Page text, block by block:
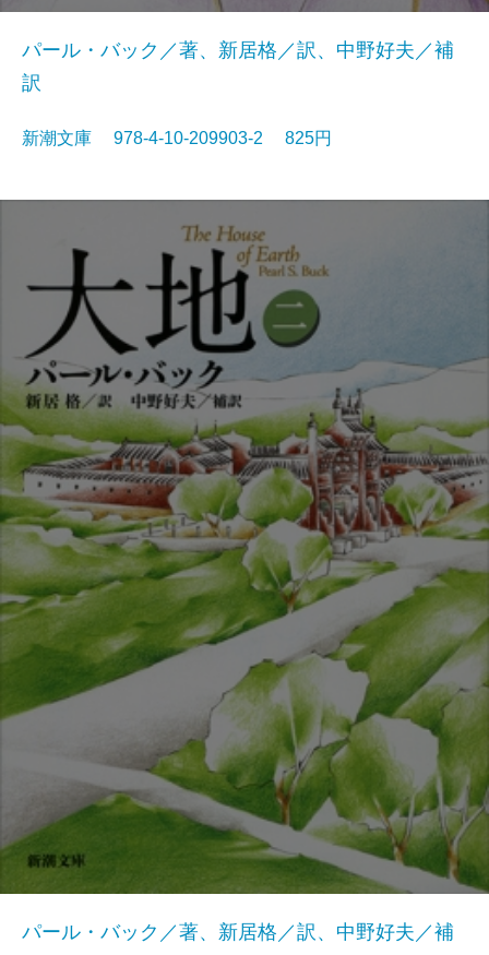
パール・バック／著、新居格／訳、中野好夫／補
訳
新潮文庫 978-4-10-209903-2 825円
パール・バック／著、新居格／訳、中野好夫／補